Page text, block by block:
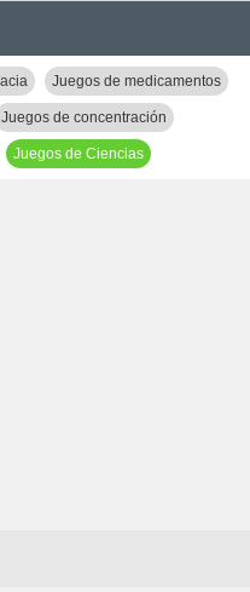
Juegos de medicamentos
Juegos de concentración
Juegos de Ciencias